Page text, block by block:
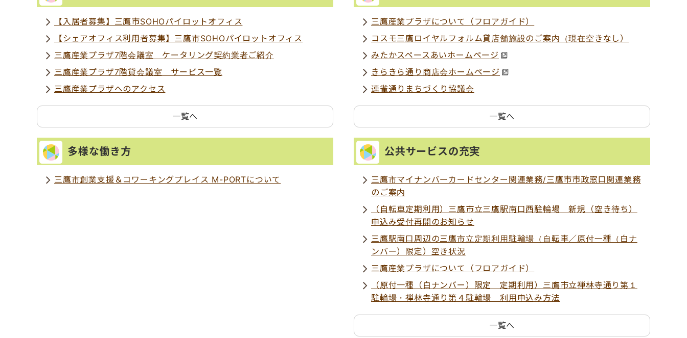
【入居者募集】三鷹市SOHOパイロットオフィス
【シェアオフィス利用者募集】三鷹市SOHOパイロットオフィス
三鷹産業プラザ7階会議室 ケータリング契約業者ご紹介
三鷹産業プラザ7階貸会議室 サービス一覧
三鷹産業プラザへのアクセス
一覧へ
三鷹産業プラザについて（フロアガイド）
コスモ三鷹ロイヤルフォルム貸店舗施設のご案内（現在空きなし）
みたかスペースあいホームページ
きらきら通り商店会ホームページ
連雀通りまちづくり協議会
一覧へ
多様な働き方
三鷹市創業支援＆コワーキングプレイス M-PORTについて
公共サービスの充実
三鷹市マイナンバーカードセンター関連業務/三鷹市市政窓口関連業務
のご案内
（自転車定期利用）三鷹市立三鷹駅南口西駐輪場 新規（空き待ち）
申込み受付再開のお知らせ
三鷹駅南口周辺の三鷹市立定期利用駐輪場（自転車／原付一種（白ナ
ンバー）限定）空き状況
三鷹産業プラザについて（フロアガイド）
（原付一種（白ナンバー）限定 定期利用）三鷹市立禅林寺通り第１
駐輪場・禅林寺通り第４駐輪場 利用申込み方法
一覧へ